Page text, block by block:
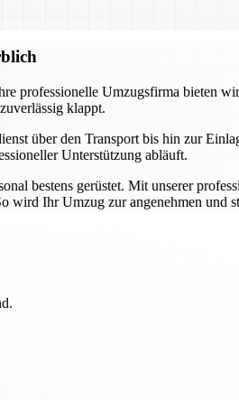
professionelle Umzugsfirma bieten
klappt.
über den Transport bis hin zur
Unterstützung abläuft.
bestens gerüstet. Mit unserer
wird Ihr Umzug zur angenehmen und